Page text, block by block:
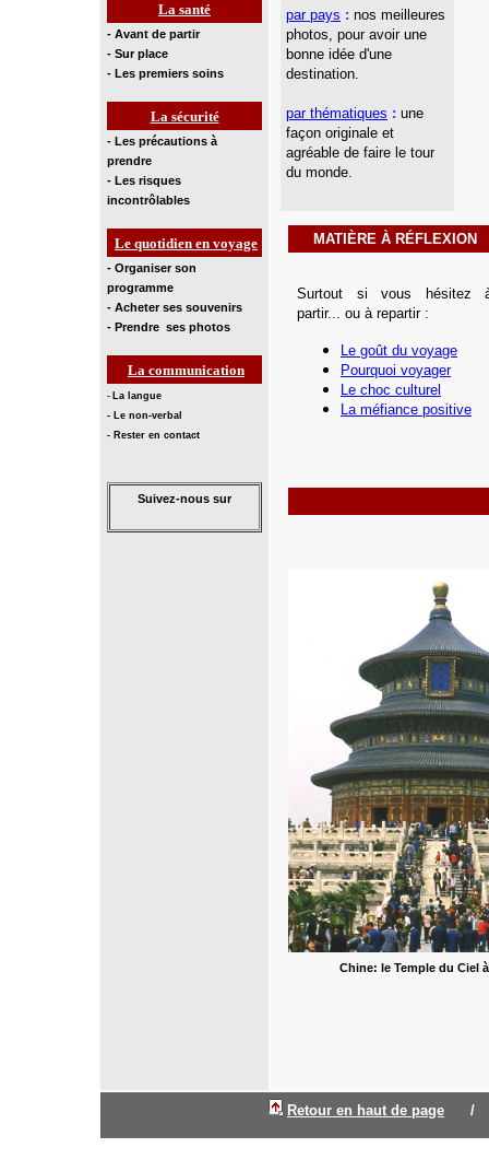
La santé
- Avant de partir
- Sur place
- Les premiers soins
La sécurité
- Les précautions à
prendre
- Les risques
incontrôlables
Le quotidien en voyage
- Organiser son
programme
- Acheter ses souvenirs
- Prendre ses photos
La communication
- La langue
- Le non-verbal
- Rester en contact
Suivez-nous sur
par pays : nos meilleures
photos, pour avoir une
bonne idée d'une
destination.
par thématiques : une
façon originale et
agréable de faire le tour
du monde.
MATIÈRE À RÉFLEXION
Surtout si vous hésitez
partir... ou à repartir :
Le goût du voyage
Pourquoi voyager
Le choc culturel
La méfiance positive
Chine: le Temple du Ciel
Retour en haut de page